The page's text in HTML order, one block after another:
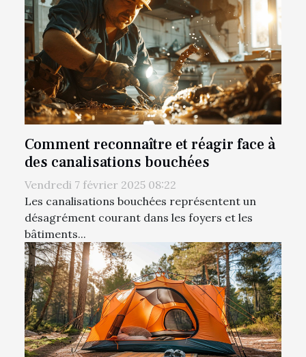
Comment reconnaître et réagir face à
des canalisations bouchées
Vendredi 7 février 2025 08:22
Les canalisations bouchées représentent un
désagrément courant dans les foyers et les
bâtiments...